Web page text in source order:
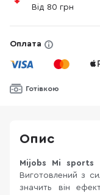
Від 80 грн
Оплата
Готівкою
Опис
Mijobs Mi
Виготовлений з
значить він